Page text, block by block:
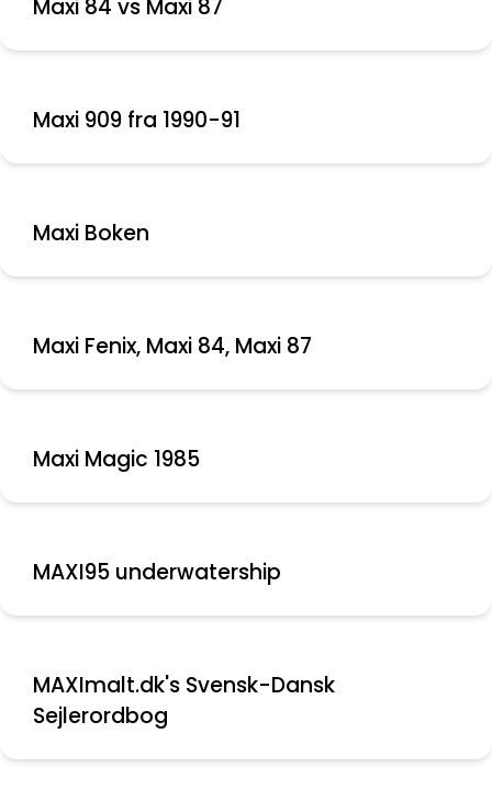
Maxi 84 vs Maxi 87
Maxi 909 fra 1990-91
Maxi Boken
Maxi Fenix, Maxi 84, Maxi 87
Maxi Magic 1985
MAXI95 underwatership
MAXImalt.dk's Svensk-Dansk
Sejlerordbog